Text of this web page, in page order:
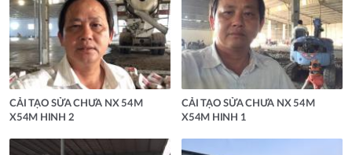
CẢI TẠO SỬA CHƯA NX 54M
X54M HINH 2
CẢI TẠO SỬA CHƯA NX 54M
X54M HINH 1